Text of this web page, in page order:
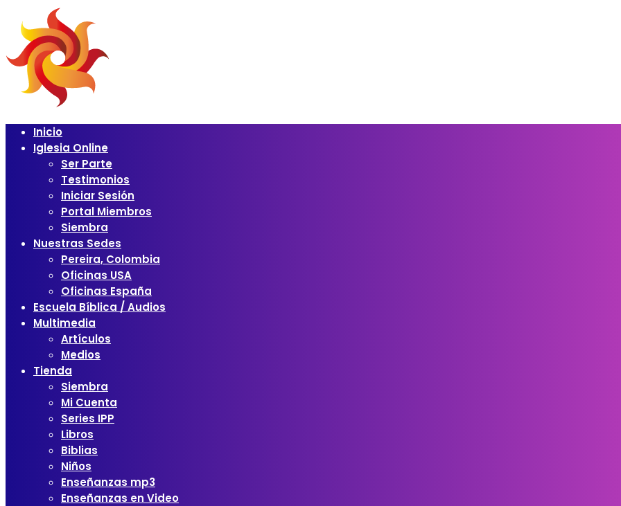
Inicio
Iglesia Online
Ser Parte
Testimonios
Iniciar Sesión
Portal Miembros
Siembra
Nuestras Sedes
Pereira, Colombia
Oficinas USA
Oficinas España
Escuela Bíblica / Audios
Multimedia
Artículos
Medios
Tienda
Siembra
Mi Cuenta
Series IPP
Libros
Biblias
Niños
Enseñanzas mp3
Enseñanzas en Video